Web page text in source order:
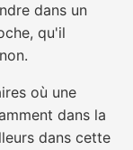
dans un
qu'il
où une
dans la
dans cette